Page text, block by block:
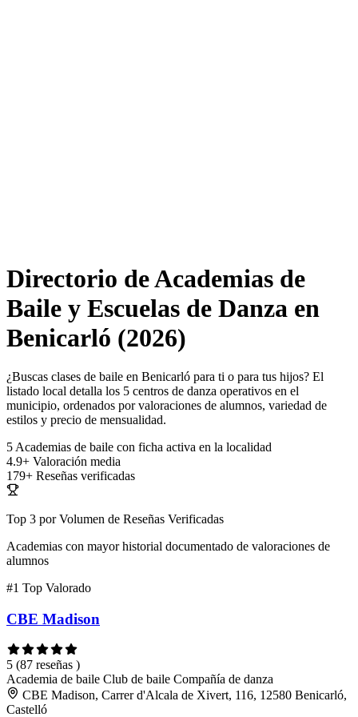
Directorio de Academias de
Baile y Escuelas de Danza en
Benicarló (2026)
¿Buscas clases de baile en Benicarló para ti o para tus hijos? El
listado local detalla los 5 centros de danza operativos en el
municipio, ordenados por valoraciones de alumnos, variedad de
estilos y precio de mensualidad.
5 Academias de baile con ficha activa en la localidad
4.9+ Valoración media
179+ Reseñas verificadas
Top 3 por Volumen de Reseñas Verificadas
Academias con mayor historial documentado de valoraciones de
alumnos
#1 Top Valorado
CBE Madison
5 (87 reseñas )
Academia de baile Club de baile Compañía de danza
CBE Madison, Carrer d'Alcala de Xivert, 116, 12580 Benicarló,
Castelló